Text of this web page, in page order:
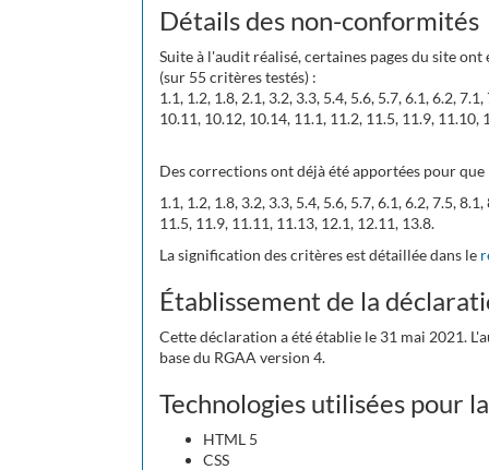
Détails des non-conformités
Suite à l'audit réalisé, certaines pages du site
(sur 55 critères testés) :
1.1, 1.2, 1.8, 2.1, 3.2, 3.3, 5.4, 5.6, 5.7, 6.1, 6.2,
10.11, 10.12, 10.14, 11.1, 11.2, 11.5, 11.9, 11.10,
Des corrections ont déjà été apportées pour
1.1, 1.2, 1.8, 3.2, 3.3, 5.4, 5.6, 5.7, 6.1, 6.2, 7.5,
11.5, 11.9, 11.11, 11.13, 12.1, 12.11, 13.8.
La signification des critères est détaillée dans le
Établissement de la
Cette déclaration a été établie le 31 mai 2021.
base du RGAA version 4.
Technologies utilisées pour
HTML 5
CSS